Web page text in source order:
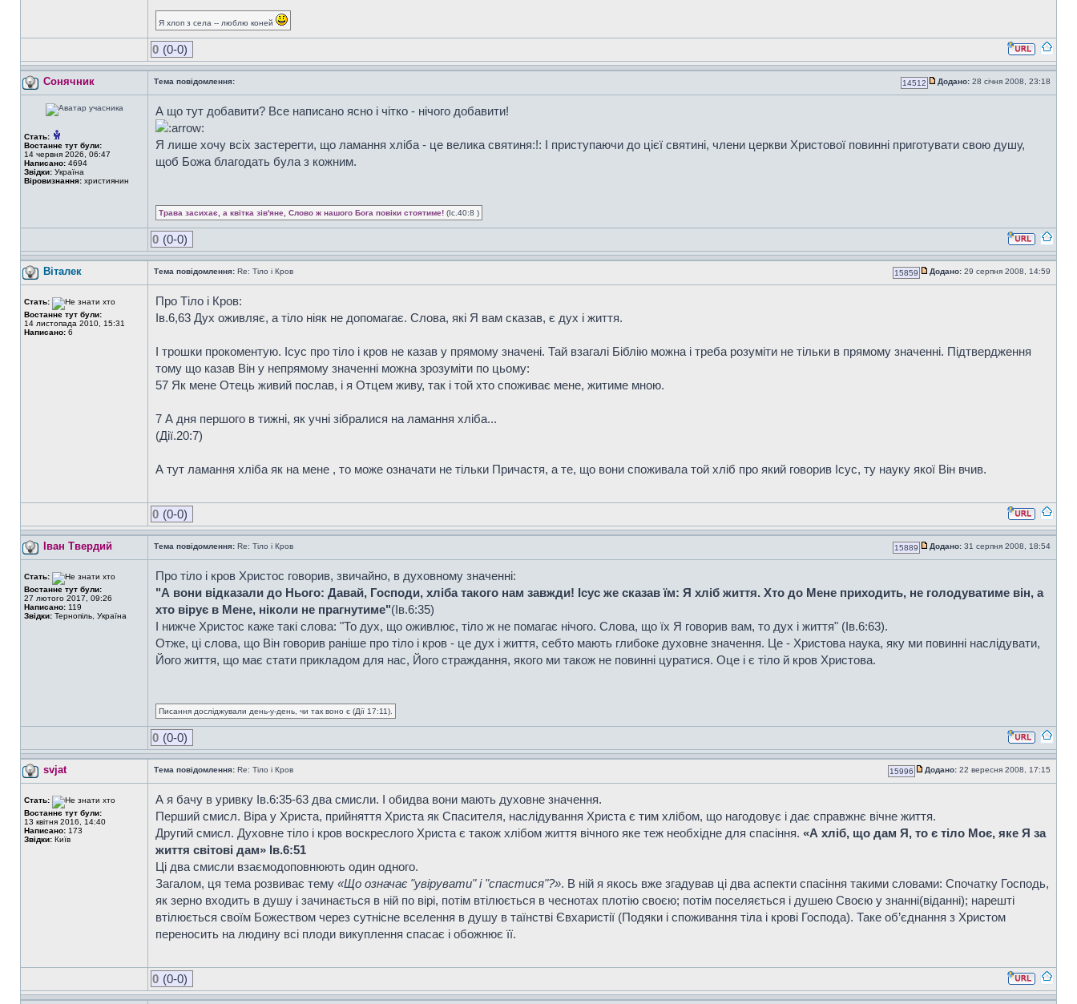
Я хлоп з села -- люблю коней
0 (0-0)
Сонячник Тема повідомлення: 14512 Додано: 28 січня 2008, 23:18
Стать:
Востаннє тут були:
14 червня 2026, 06:47
Написано: 4694
Звідки: Україна
Віровизнання: християнин
А що тут добавити? Все написано ясно і чітко - нічого добавити!
Я лише хочу всіх застерегти, що ламання хліба - це велика святиня:!: І приступаючи до цієї святині, члени церкви Христової повинні приготувати свою душу,
щоб Божа благодать була з кожним.
Трава засихає, а квітка зів'яне, Слово ж нашого Бога повіки стоятиме! (Іс.40:8 )
0 (0-0)
Віталек Тема повідомлення: Re: Тіло і Кров 15859 Додано: 29 серпня 2008, 14:59
Стать:
Востаннє тут були:
14 листопада 2010, 15:31
Написано: 6
Про Тіло і Кров:
Ів.6,63 Дух оживляє, а тіло ніяк не допомагає. Слова, які Я вам сказав, є дух і життя.
І трошки прокоментую. Ісус про тіло і кров не казав у прямому значені. Тай взагалі Біблію можна і треба розуміти не тільки в прямому значенні. Підтвердження
тому що казав Він у непрямому значенні можна зрозуміти по цьому:
57 Як мене Отець живий послав, і я Отцем живу, так і той хто споживає мене, житиме мною.
7 А дня першого в тижні, як учні зібралися на ламання хліба...
(Дiї.20:7)
А тут ламання хліба як на мене , то може означати не тільки Причастя, а те, що вони споживала той хліб про який говорив Ісус, ту науку якої Він вчив.
0 (0-0)
Іван Твердий Тема повідомлення: Re: Тіло і Кров 15889 Додано: 31 серпня 2008, 18:54
Стать:
Востаннє тут були:
27 лютого 2017, 09:26
Написано: 119
Звідки: Тернопіль, Україна
Про тіло і кров Христос говорив, звичайно, в духовному значенні:
"А вони відказали до Нього: Давай, Господи, хліба такого нам завжди! Ісус же сказав їм: Я хліб життя. Хто до Мене приходить, не голодуватиме він, а
хто вірує в Мене, ніколи не прагнутиме"(Ів.6:35)
І нижче Христос каже такі слова: "То дух, що оживлює, тіло ж не помагає нічого. Слова, що їх Я говорив вам, то дух і життя" (Ів.6:63).
Отже, ці слова, що Він говорив раніше про тіло і кров - це дух і життя, себто мають глибоке духовне значення. Це - Христова наука, яку ми повинні наслідувати,
Його життя, що має стати прикладом для нас, Його страждання, якого ми також не повинні цуратися. Оце і є тіло й кров Христова.
Писання досліджували день-у-день, чи так воно є (Дії 17:11).
0 (0-0)
svjat Тема повідомлення: Re: Тіло і Кров 15996 Додано: 22 вересня 2008, 17:15
Стать:
Востаннє тут були:
13 квітня 2016, 14:40
Написано: 173
Звідки: Київ
А я бачу в уривку Ів.6:35-63 два смисли. І обидва вони мають духовне значення.
Перший смисл. Віра у Христа, прийняття Христа як Спасителя, наслідування Христа є тим хлібом, що нагодовує і дає справжнє вічне життя.
Другий смисл. Духовне тіло і кров воскреслого Христа є також хлібом життя вічного яке теж необхідне для спасіння. «А хліб, що дам Я, то є тіло Моє, яке Я за
життя світові дам» Ів.6:51
Ці два смисли взаємодоповнюють один одного.
Загалом, ця тема розвиває тему «Що означає "увірувати" і "спастися"?». В ній я якось вже згадував ці два аспекти спасіння такими словами: Спочатку Господь,
як зерно входить в душу і зачинається в ній по вірі, потім втілюється в чеснотах плотію своєю; потім поселяється і душею Своєю у знанні(віданні); нарешті
втілюється своїм Божеством через сутнісне вселення в душу в таїнстві Євхаристії (Подяки і споживання тіла і крові Господа). Таке об’єднання з Христом
переносить на людину всі плоди викуплення спасає і обожнює її.
0 (0-0)